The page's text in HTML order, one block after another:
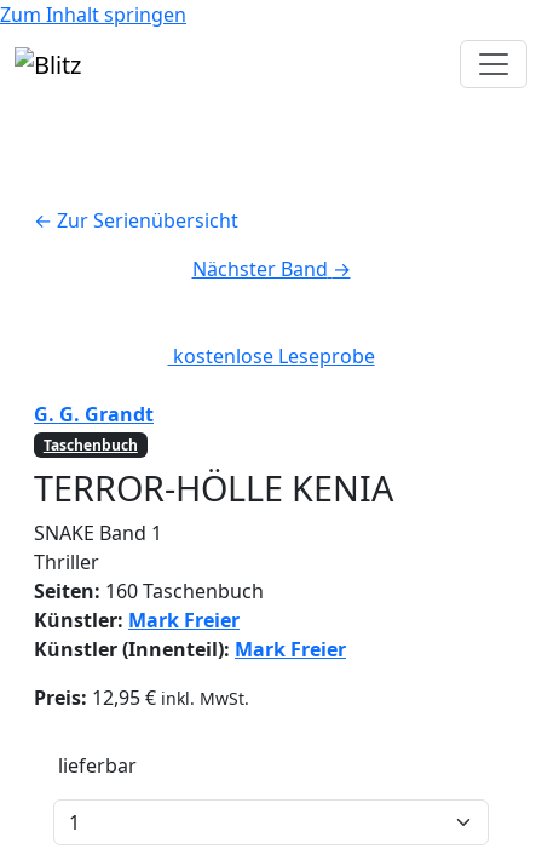
Zum Inhalt springen
← Zur Serienübersicht
Nächster Band →
kostenlose Leseprobe
G. G. Grandt
Taschenbuch
TERROR-HÖLLE KENIA
SNAKE Band 1
Thriller
Seiten: 160 Taschenbuch
Künstler: Mark Freier
Künstler (Innenteil): Mark Freier
Preis: 12,95 € inkl. MwSt.
lieferbar